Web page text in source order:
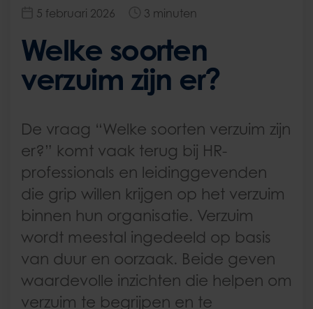
5 februari 2026 3 minuten
Welke soorten
verzuim zijn er?
De vraag “Welke soorten verzuim zijn
er?” komt vaak terug bij HR-
professionals en leidinggevenden
die grip willen krijgen op het verzuim
binnen hun organisatie. Verzuim
wordt meestal ingedeeld op basis
van duur en oorzaak. Beide geven
waardevolle inzichten die helpen om
verzuim te begrijpen en te